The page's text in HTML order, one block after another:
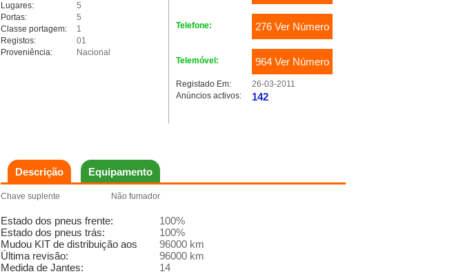
Lugares:
5
Portas:
5
Classe portagem:
1
Registos:
01
Proveniência:
Nacional
Descrição Equipamento
Chave suplente Não fumador
Estado dos pneus frente:
100%
Estado dos pneus trás:
100%
Mudou KIT de distribuição aos
96000 km
Última revisão:
96000 km
Medida de Jantes:
14
Telefone: 276 Ver Número
Telemóvel: 964 Ver Número
Registado Em:
26-03-2011
Anúncios activos:
142